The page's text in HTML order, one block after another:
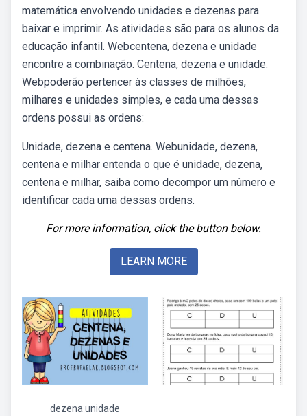
matemática envolvendo unidades e dezenas para
baixar e imprimir. As atividades são para os alunos da
educação infantil. Webcentena, dezena e unidade
encontre a combinação. Centena, dezena e unidade.
Webpoderão pertencer às classes de milhões,
milhares e unidades simples, e cada uma dessas
ordens possui as ordens:
Unidade, dezena e centena. Webunidade, dezena,
centena e milhar entenda o que é unidade, dezena,
centena e milhar, saiba como decompor um número e
identificar cada uma dessas ordens.
For more information, click the button below.
LEARN MORE
dezena unidade